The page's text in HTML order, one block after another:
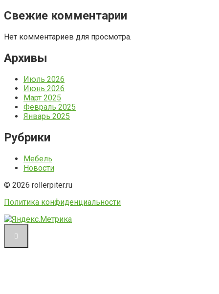
Свежие комментарии
Нет комментариев для просмотра.
Архивы
Июль 2026
Июнь 2026
Март 2025
Февраль 2025
Январь 2025
Рубрики
Мебель
Новости
© 2026 rollerpiter.ru
Политика конфиденциальности